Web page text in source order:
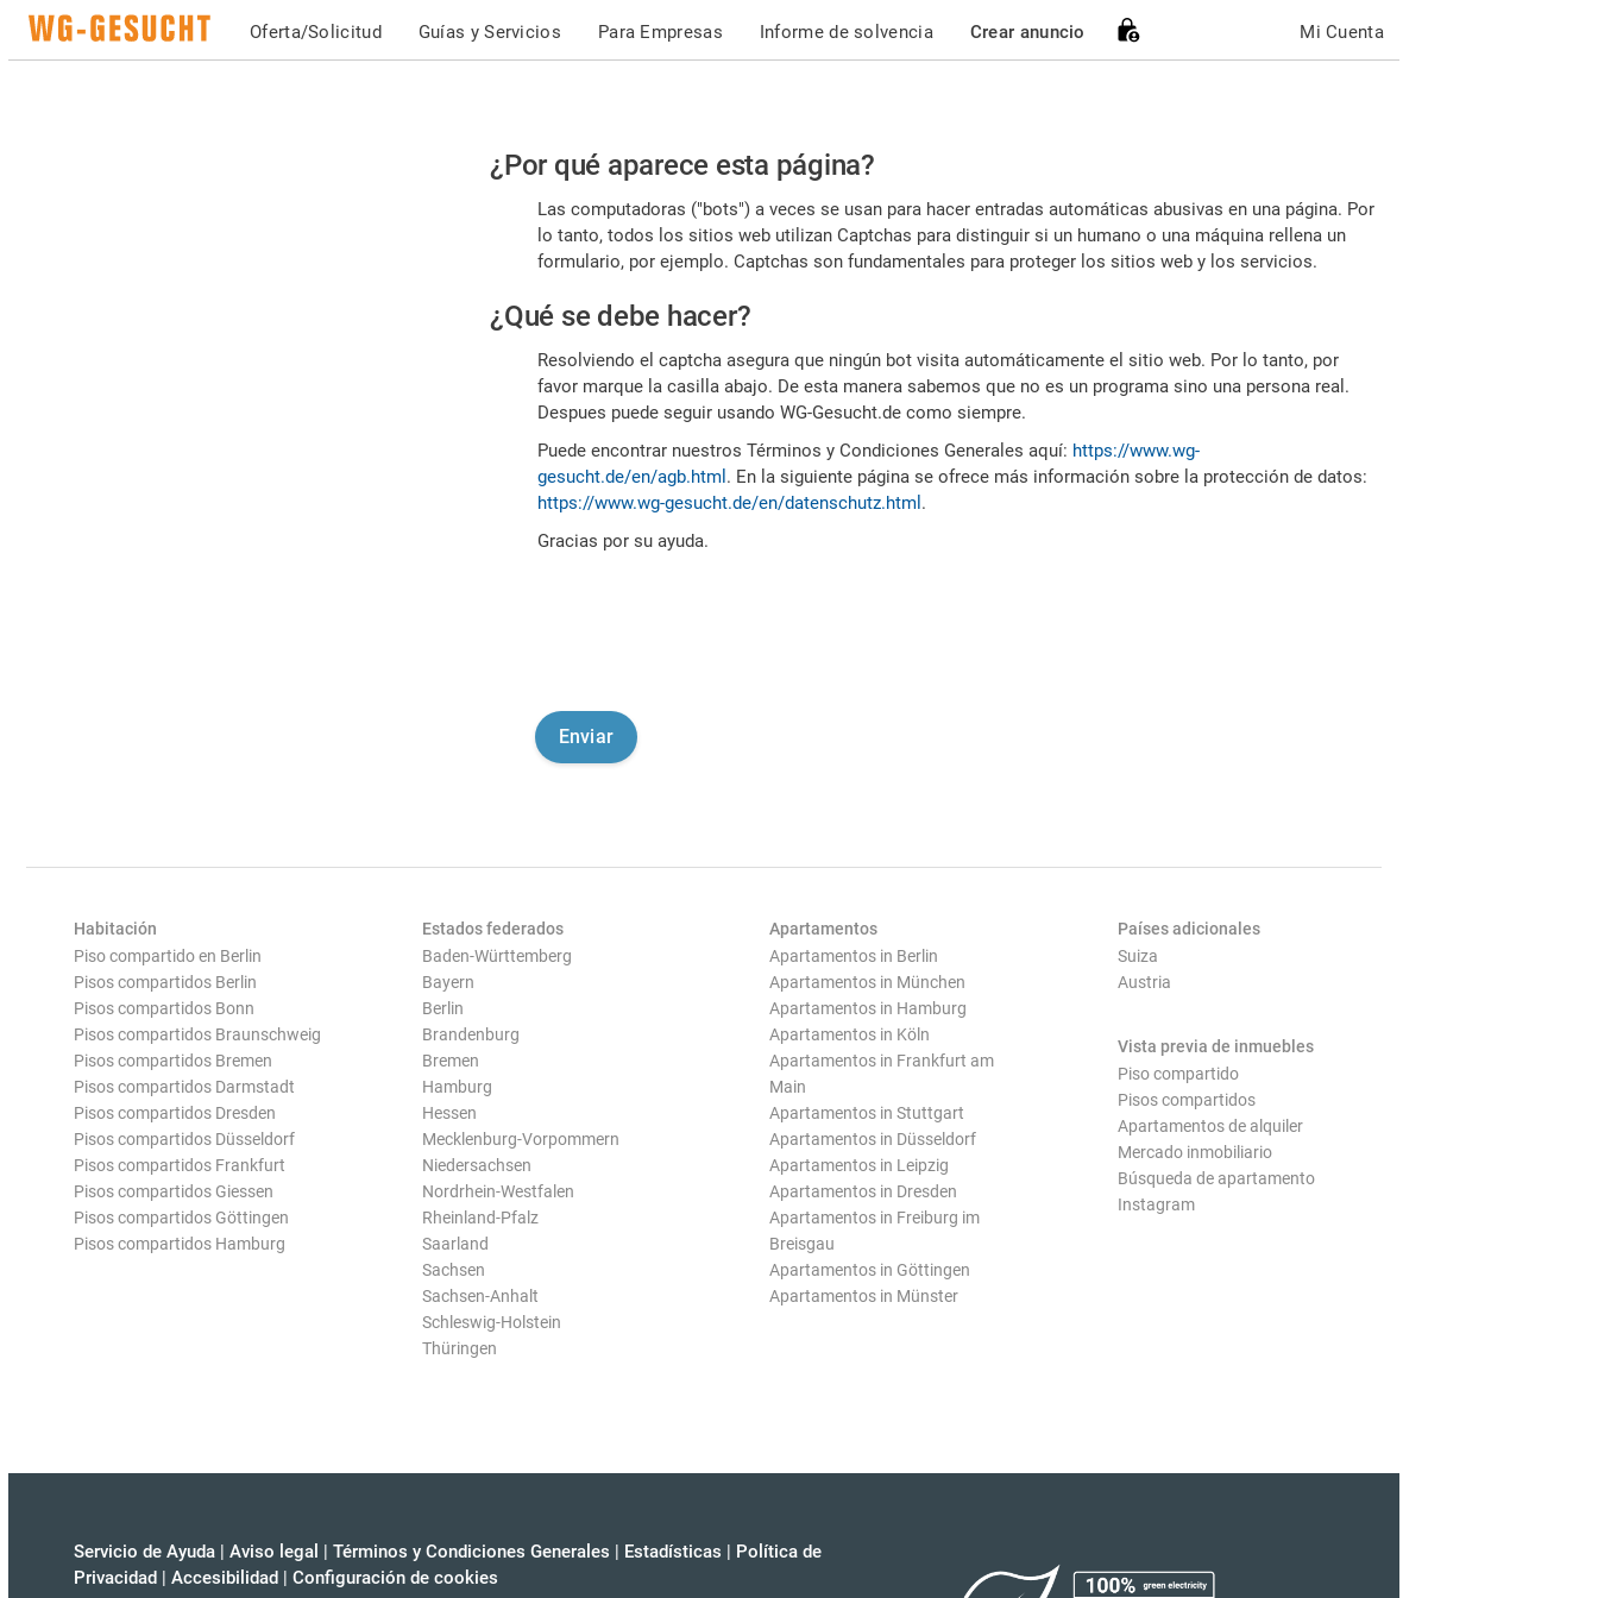
Oferta/Solicitud Guías y Servicios Para Empresas Informe de solvencia Crear anuncio Mi Cuenta
Por
favor,
confirme
es
humano
¿Por qué aparece esta página?
Las computadoras ("bots") a veces se usan para hacer entradas automáticas abusivas en una página. Por
lo tanto, todos los sitios web utilizan Captchas para distinguir si un humano o una máquina rellena un
formulario, por ejemplo. Captchas son fundamentales para proteger los sitios web y los servicios.
¿Qué se debe hacer?
Resolviendo el captcha asegura que ningún bot visita automáticamente el sitio web. Por lo tanto, por
favor marque la casilla abajo. De esta manera sabemos que no es un programa sino una persona real.
Despues puede seguir usando WG-Gesucht.de como siempre.
Puede encontrar nuestros Términos y Condiciones Generales aquí: https://www.wg-
gesucht.de/en/agb.html . En la siguiente página se ofrece más información sobre la protección de datos:
https://www.wg-gesucht.de/en/datenschutz.html .
Gracias por su ayuda.
Habitación
Piso compartido en Berlin
Pisos compartidos Berlin
Pisos compartidos Bonn
Pisos compartidos Braunschweig
Pisos compartidos Bremen
Pisos compartidos Darmstadt
Pisos compartidos Dresden
Pisos compartidos Düsseldorf
Pisos compartidos Frankfurt
Pisos compartidos Giessen
Pisos compartidos Göttingen
Pisos compartidos Hamburg
Estados federados
Baden-Württemberg
Bayern
Berlin
Brandenburg
Bremen
Hamburg
Hessen
Mecklenburg-Vorpommern
Niedersachsen
Nordrhein-Westfalen
Rheinland-Pfalz
Saarland
Sachsen
Sachsen-Anhalt
Schleswig-Holstein
Thüringen
Apartamentos
Apartamentos in Berlin
Apartamentos in München
Apartamentos in Hamburg
Apartamentos in Köln
Apartamentos in Frankfurt am
Main
Apartamentos in Stuttgart
Apartamentos in Düsseldorf
Apartamentos in Leipzig
Apartamentos in Dresden
Apartamentos in Freiburg im
Breisgau
Apartamentos in Göttingen
Apartamentos in Münster
Países adicionales
Suiza
Austria
Vista previa de inmuebles
Piso compartido
Pisos compartidos
Apartamentos de alquiler
Mercado inmobiliario
Búsqueda de apartamento
Instagram
Servicio de Ayuda | Aviso legal | Términos y Condiciones Generales | Estadísticas | Política de
Privacidad | Accesibilidad | Configuración de cookies